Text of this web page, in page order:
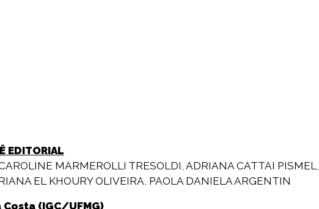
EDITORIAL
MARMEROLLI TRESOLDI, ADRIANA CATTAI PISMEL,
EL KHOURY OLIVEIRA, PAOLA DANIELA ARGENTIN
(IGC/UFMG)